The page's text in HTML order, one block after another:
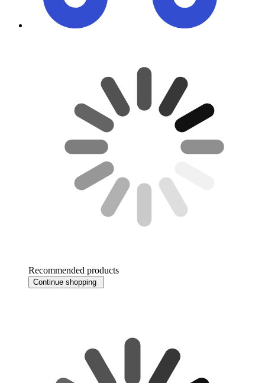
Recommended products
Continue shopping